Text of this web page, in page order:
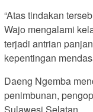
“Atas tindakan
Wajo mengalami
terjadi antrian
kepentingan
Daeng Ngemba
penimbunan,
Sulawesi Selatan.